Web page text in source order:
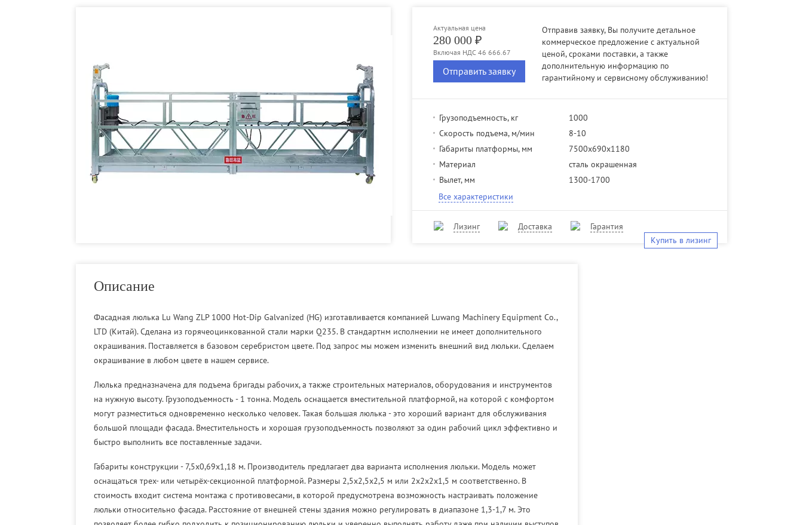
Отправив заявку, Вы получите детальное
коммерческое предложение с актуальной
ценой, сроками поставки, а также
дополнительную информацию по
гарантийному и сервисному обслуживанию!
Актуальная цена
280 000 ₽
Включая НДС 46 666.67
Отправить заявку
Грузоподъемность, кг
1000
Скорость подъема, м/мин
8-10
Габариты платформы, мм
7500х690х1180
Материал
сталь окрашенная
Вылет, мм
1300-1700
Все характеристики
Лизинг Доставка
Гарантия
Купить в лизинг
Описание
Фасадная люлька Lu Wang ZLP 1000 Hot-Dip Galvanized (HG) изготавливается компанией Luwang Machinery Equipment Co.,
LTD (Китай). Сделана из горячеоцинкованной стали марки Q235. В стандартнм исполнении не имеет дополнительного
окрашивания. Поставляется в базовом серебристом цвете. Под запрос мы можем изменить внешний вид люльки. Сделаем
окрашивание в любом цвете в нашем сервисе.
Люлька предназначена для подъема бригады рабочих, а также строительных материалов, оборудования и инструментов
на нужную высоту. Грузоподъемность - 1 тонна. Модель оснащается вместительной платформой, на которой с комфортом
могут разместиться одновременно несколько человек. Такая большая люлька - это хороший вариант для обслуживания
большой площади фасада. Вместительность и хорошая грузоподъемность позволяют за один рабочий цикл эффективно и
быстро выполнить все поставленные задачи.
Габариты конструкции - 7,5х0,69х1,18 м. Производитель предлагает два варианта исполнения люльки. Модель может
оснащаться трех- или четырёх-секционной платформой. Размеры 2,5х2,5х2,5 м или 2х2х2х1,5 м соответственно. В
стоимость входит система монтажа с противовесами, в которой предусмотрена возможность настраивать положение
люльки относительно фасада. Расстояние от внешней стены здания можно регулировать в диапазоне 1,3-1,7 м. Это